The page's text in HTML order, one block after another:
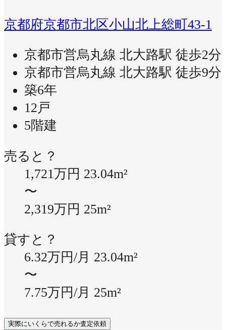
京都府京都市北区小山北上総町43-1
京都市営烏丸線 北大路駅 徒歩2分
京都市営烏丸線 北大路駅 徒歩9分
築6年
12戸
5階建
売ると？
1,721万円 23.04m²
〜
2,319万円 25m²
貸すと？
6.32万円/月 23.04m²
〜
7.75万円/月 25m²
実際にいくらで売れるか査定依頼